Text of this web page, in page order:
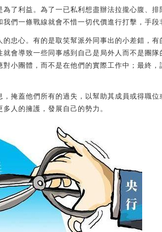
了利益。為了一已私利想盡辦法拉攏心腹、
們一條戰線就會不惜一切代價進行打擊，手段
忠心。有的是取笑幫派外同事出的小差錯，
會導致一些同事感到自己是局外人而不是團
小團體，而不是在他們的實際工作中；最終
掩蓋他們所有的過失，以幫助其成員或得職
人的擁護，發展自己的勢力。